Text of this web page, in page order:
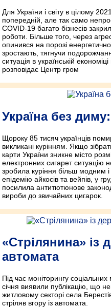
Для України і світу в цілому
попередній, але так само
COVID-19 багато бізнесів
роботи. Більше того, через
опинився на порозі
зростають, тягнучи
ситуація в українській
розповідає Центр гром
Україна без диму:
Щороку 85 тисяч українців
викликані курінням. Якщо
карти України зникне місто
електронних сигарет ситуацію
зробила куріння більш модним
епідемію айкосів та вейпів, у
посилила антитютюнове
вироби до звичайних цигарок.
«Стрілянина» із
автомата
Під час моніторингу
січня виявили публікацію, що
житловому секторі села
стріляв вгору із автомата.